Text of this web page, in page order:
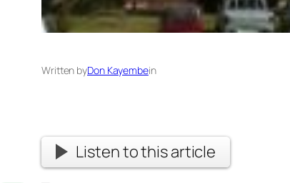
Written byDon Kayembein
Listen to this article